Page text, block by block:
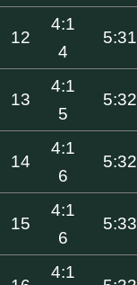
12
4:1
4
5:31
13
4:1
5
5:32
14
4:1
6
5:32
15
4:1
6
5:33
4:1